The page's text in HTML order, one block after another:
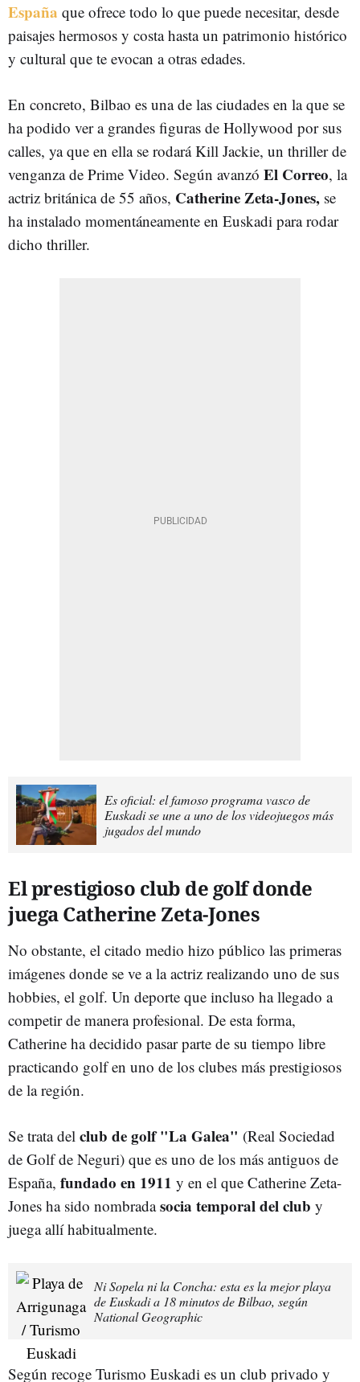
España que ofrece todo lo que puede necesitar, desde
paisajes hermosos y costa hasta un patrimonio histórico
y cultural que te evocan a otras edades.
En concreto, Bilbao es una de las ciudades en la que se
ha podido ver a grandes figuras de Hollywood por sus
calles, ya que en ella se rodará Kill Jackie, un thriller de
venganza de Prime Video. Según avanzó El Correo, la
actriz británica de 55 años, Catherine Zeta-Jones, se
ha instalado momentáneamente en Euskadi para rodar
dicho thriller.
Es oficial: el famoso programa vasco de
Euskadi se une a uno de los videojuegos más
jugados del mundo
El prestigioso club de golf donde
juega Catherine Zeta-Jones
No obstante, el citado medio hizo público las primeras
imágenes donde se ve a la actriz realizando uno de sus
hobbies, el golf. Un deporte que incluso ha llegado a
competir de manera profesional. De esta forma,
Catherine ha decidido pasar parte de su tiempo libre
practicando golf en uno de los clubes más prestigiosos
de la región.
Se trata del club de golf "La Galea" (Real Sociedad
de Golf de Neguri) que es uno de los más antiguos de
España, fundado en 1911 y en el que Catherine Zeta-
Jones ha sido nombradasocia temporal del club y
juega allí habitualmente.
Ni Sopela ni la Concha: esta es la mejor playa
de Euskadi a 18 minutos de Bilbao, según
National Geographic
Según recoge Turismo Euskadi es un club privado y